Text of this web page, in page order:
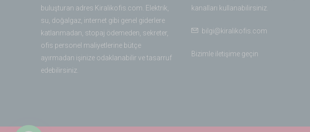
buluşturan adres Kiralikofis.com. Elektrik,
su, doğalgaz, internet gibi genel giderlere
katlanmadan, stopaj ödemeden, sekreter,
ofis personel maliyetlerine bütçe
ayırmadan işinize odaklanabilir ve tasarruf
edebilirsiniz.
kanalları kullanabilirsiniz.
bilgi@kiralikofis.com
Bizimle iletişime geçin